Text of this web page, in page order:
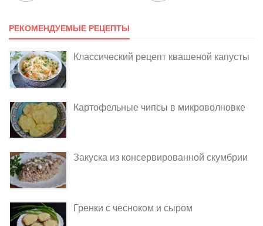
РЕКОМЕНДУЕМЫЕ РЕЦЕПТЫ
Классический рецепт квашеной капусты
Картофельные чипсы в микроволновке
Закуска из консервированной скумбрии
Гренки с чесноком и сыром